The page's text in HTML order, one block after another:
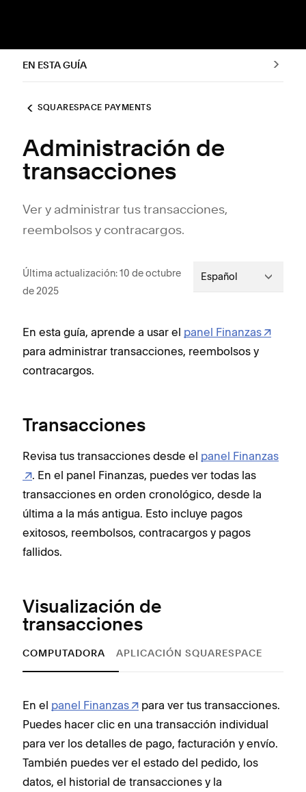
EN ESTA GUÍA
SQUARESPACE PAYMENTS
Administración de
transacciones
Ver y administrar tus transacciones,
reembolsos y contracargos.
Última actualización: 10 de octubre
de 2025
Español
En esta guía, aprende a usar el panel Finanzas
para administrar transacciones, reembolsos y
contracargos.
Transacciones
Revisa tus transacciones desde el panel Finanzas
. En el panel Finanzas, ‌puedes ver todas las
transacciones en orden cronológico, desde la
última a la más antigua. Esto incluye pagos
exitosos, reembolsos, contracargos y pagos
fallidos.
Visualización de
transacciones
COMPUTADORA APLICACIÓN SQUARESPACE
En el panel Finanzas
para ver tus transacciones.
Puedes hacer clic en una transacción individual
para ver los detalles de pago, facturación y envío.
También puedes ver el estado del pedido, los
datos, el historial de transacciones y la